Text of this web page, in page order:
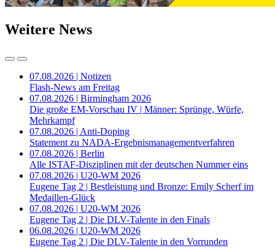
Weitere News
07.08.2026 | Notizen
Flash-News am Freitag
07.08.2026 | Birmingham 2026
Die große EM-Vorschau IV | Männer: Sprünge, Würfe,
Mehrkampf
07.08.2026 | Anti-Doping
Statement zu NADA-Ergebnismanagementverfahren
07.08.2026 | Berlin
Alle ISTAF-Disziplinen mit der deutschen Nummer eins
07.08.2026 | U20-WM 2026
Eugene Tag 2 | Bestleistung und Bronze: Emily Scherf im
Medaillen-Glück
07.08.2026 | U20-WM 2026
Eugene Tag 2 | Die DLV-Talente in den Finals
06.08.2026 | U20-WM 2026
Eugene Tag 2 | Die DLV-Talente in den Vorrunden